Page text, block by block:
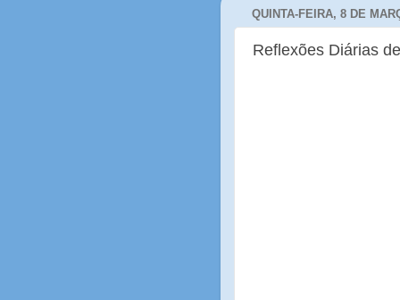
QUINTA-FEIRA, 8 DE
Reflexões Diárias